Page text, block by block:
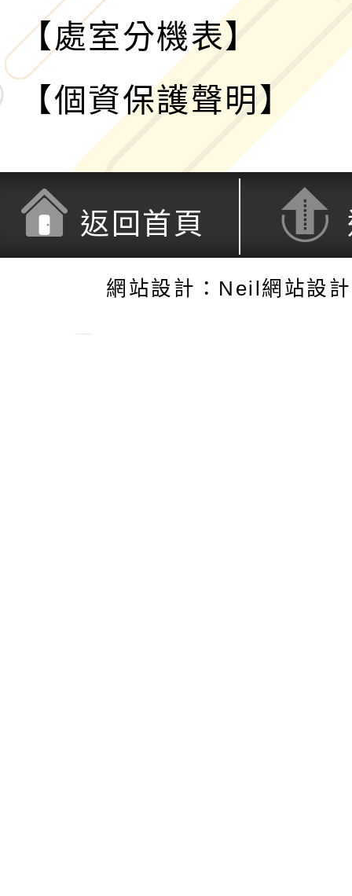
【處室分機表】
【個資保護聲明】
返回首頁
網站設計：Neil網站設